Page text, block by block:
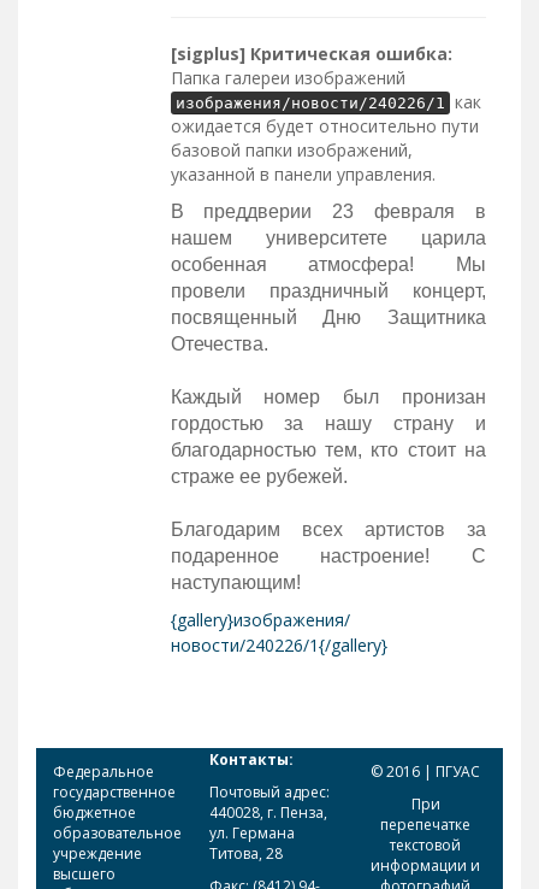
[sigplus] Критическая ошибка:
Папка галереи изображений
изображения/новости/240226/1 как
ожидается будет относительно пути
базовой папки изображений,
указанной в панели управления.
В преддверии 23 февраля в
нашем университете царила
особенная атмосфера! Мы
провели праздничный концерт,
посвященный Дню Защитника
Отечества.
Каждый номер был пронизан
гордостью за нашу страну и
благодарностью тем, кто стоит на
страже ее рубежей.
Благодарим всех артистов за
подаренное настроение! С
наступающим!
{gallery}изображения/
новости/240226/1{/gallery}
Федеральное
государственное
бюджетное
образовательное
учреждение
высшего
Контакты:
Почтовый адрес:
440028, г. Пенза,
ул. Германа
Титова, 28
© 2016 | ПГУАС
При
перепечатке
текстовой
информации и